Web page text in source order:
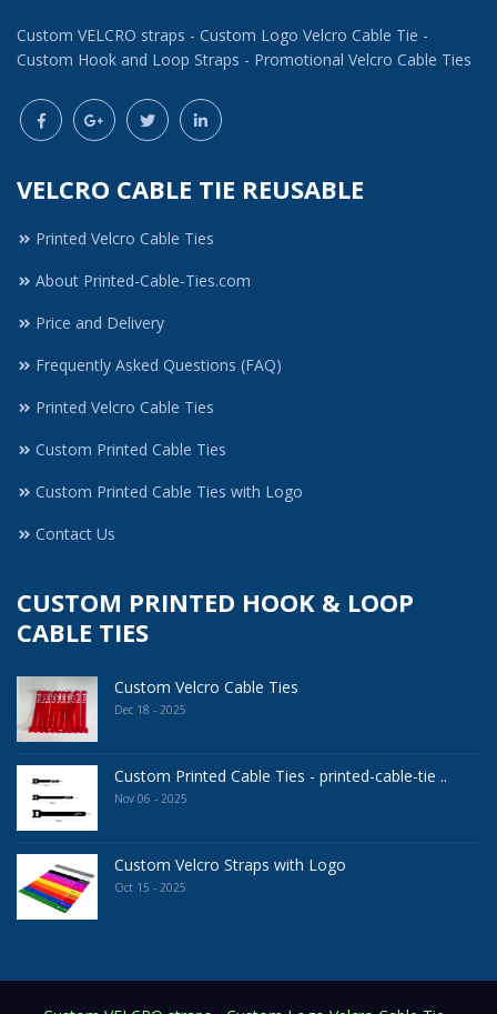
Custom VELCRO straps - Custom Logo Velcro Cable Tie -
Custom Hook and Loop Straps - Promotional Velcro Cable Ties
VELCRO CABLE TIE REUSABLE
Printed Velcro Cable Ties
About Printed-Cable-Ties.com
Price and Delivery
Frequently Asked Questions (FAQ)
Printed Velcro Cable Ties
Custom Printed Cable Ties
Custom Printed Cable Ties with Logo
Contact Us
CUSTOM PRINTED HOOK & LOOP
CABLE TIES
Custom Velcro Cable Ties
Dec 18 - 2025
Custom Printed Cable Ties - printed-cable-tie ..
Nov 06 - 2025
Custom Velcro Straps with Logo
Oct 15 - 2025